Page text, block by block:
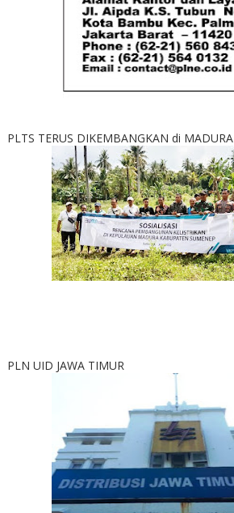
PLTS TERUS DIKEMBANGKAN di MADURA
PLN UID JAWA TIMUR